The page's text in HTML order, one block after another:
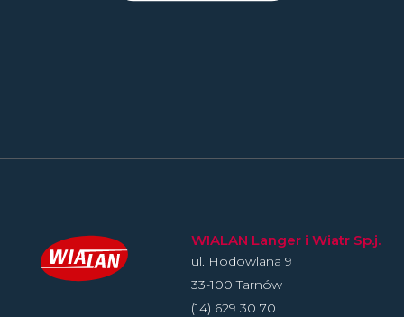
WIALAN Langer i Wiatr Sp.j.
ul. Hodowlan­a 9
33-100 Tarnów
(14) 629 30 70